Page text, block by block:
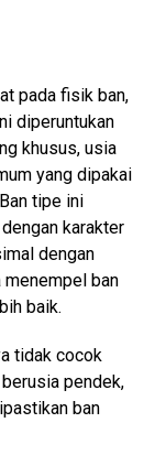
pada fisik ban,
diperuntukan
khusus, usia
yang dipakai
tipe ini
karakter
dengan
menempel ban
baik.
tidak cocok
pendek,
ban